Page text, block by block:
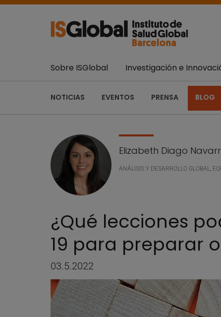
Sobre ISGlobal Investigación e
NOTICIAS EVENTOS PRENSA BLOG
Elizabeth Diago
ANÁLISIS Y DESARROLLO GLOBAL,
¿Qué lecciones
19 para preparar
03.5.2022